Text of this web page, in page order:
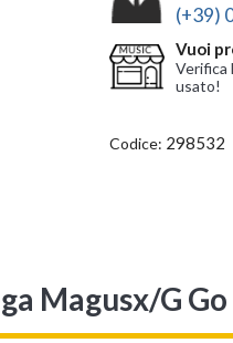
(+39)
Vuoi
Verifica
usato!
Codice: 298532
Magusx/G Go